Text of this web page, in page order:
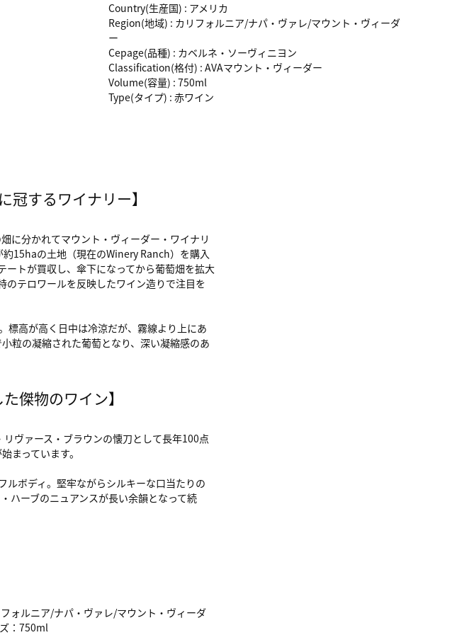
Country(生産国) : アメリカ
Region(地域) : カリフォルニア/ナパ・ヴァレ/マウント・ヴィーダ
ー
Cepage(品種) : カベルネ・ソーヴィニヨン
Classification(格付) : AVAマウント・ヴィーダー
Volume(容量) : 750ml
Type(タイプ) : 赤ワイン
冠するワイナリー】
に分かれてマウント・ヴィーダー・ワイナリ
15haの土地（現在のWinery Ranch）を購入
トが買収し、傘下になってから葡萄畑を拡大
のテロワールを反映したワイン造りで注目を
標高が高く日中は冷涼だが、霧線より上にあ
粒の凝縮された葡萄となり、深い凝縮感のあ
傑物のワイン】
ヴァース・ブラウンの懐刀として長年100点
まっています。
ボディ。堅牢ながらシルキーな口当たりの
ハーブのニュアンスが長い余韻となって続
ルニア/ナパ・ヴァレ/マウント・ヴィーダ
：750ml